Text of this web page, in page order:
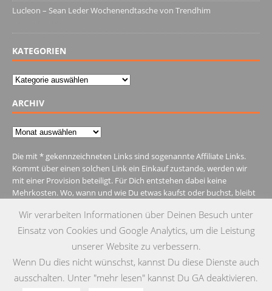
Lucleon – Sean Leder Wochenendtasche von Trendhim
KATEGORIEN
Kategorien
ARCHIV
Archiv
Die mit * gekennzeichneten Links sind sogenannte Affiliate Links.
Kommt über einen solchen Link ein Einkauf zustande, werden wir
mit einer Provision beteiligt. Für Dich entstehen dabei keine
Mehrkosten. Wo, wann und wie Du etwas kaufst oder buchst, bleibt
IMPRESSUM DATENSCHUTZ KONTAKT
Wir verarbeiten Informationen über Deinen Besuch unter
Einsatz von Cookies und Google Analytics, um die Leistung
unserer Website zu verbessern.
Wenn Du dies nicht wünschst, kannst Du diese Dienste auch
ausschalten. Unter "mehr lesen" kannst Du GA deaktivieren.